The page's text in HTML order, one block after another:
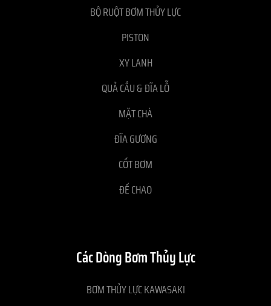
BỘ RUỘT BƠM THỦY LỰC
PISTON
XY LANH
QUẢ CẦU & ĐĨA LỖ
MẶT CHÀ
ĐĨA GƯƠNG
CỐT BƠM
ĐẾ CHAO
Các Dòng Bơm Thủy Lực
BƠM THỦY LỰC KAWASAKI